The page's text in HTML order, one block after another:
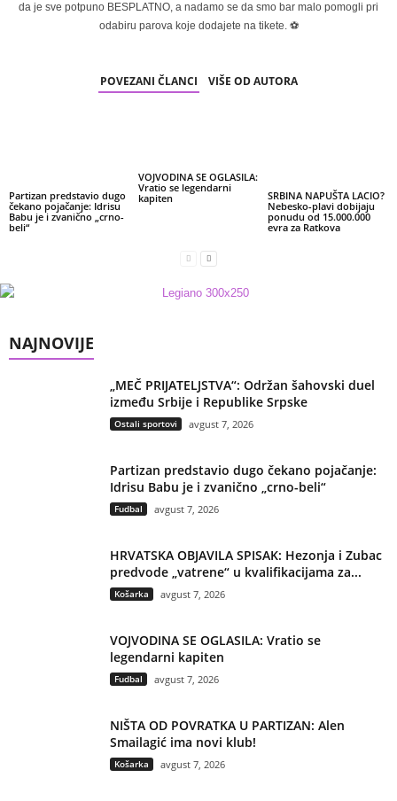
da je sve potpuno BESPLATNO, a nadamo se da smo bar malo pomogli pri
odabiru parova koje dodajete na tikete. ⚽
POVEZANI ČLANCI VIŠE OD AUTORA
Partizan predstavio dugo
čekano pojačanje: Idrisu
Babu je i zvanično „crno-
beli“
VOJVODINA SE OGLASILA:
Vratio se legendarni
kapiten
SRBINA NAPUŠTA LACIO?
Nebesko-plavi dobijaju
ponudu od 15.000.000
evra za Ratkova
NAJNOVIJE
„MEČ PRIJATELJSTVA“: Održan šahovski duel
između Srbije i Republike Srpske
Ostali sportovi avgust 7, 2026
Partizan predstavio dugo čekano pojačanje:
Idrisu Babu je i zvanično „crno-beli“
Fudbal avgust 7, 2026
HRVATSKA OBJAVILA SPISAK: Hezonja i Zubac
predvode „vatrene“ u kvalifikacijama za...
Košarka avgust 7, 2026
VOJVODINA SE OGLASILA: Vratio se
legendarni kapiten
Fudbal avgust 7, 2026
NIŠTA OD POVRATKA U PARTIZAN: Alen
Smailagić ima novi klub!
Košarka avgust 7, 2026